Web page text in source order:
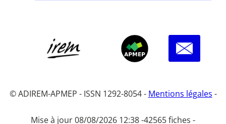
© ADIREM-APMEP - ISSN 1292-8054 - Mentions légales -
Mise à jour 08/08/2026 12:38 -42565 fiches -